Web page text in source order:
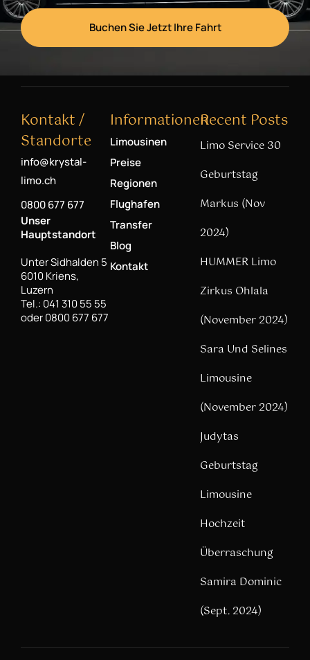
Buchen Sie Jetzt Ihre Fahrt
Kontakt /
Standorte
info@krystal-
limo.ch
0800 677 677
Unser
Hauptstandort
Unter Sidhalden 5
6010 Kriens,
Luzern
Tel.: 041 310 55 55
oder 0800 677 677
Informationen
Limousinen
Preise
Regionen
Flughafen
Transfer
Blog
Kontakt
Recent Posts
Limo Service 30
Geburtstag
Markus (Nov
2024)
HUMMER Limo
Zirkus Ohlala
(November 2024)
Sara Und Selines
Limousine
(November 2024)
Judytas
Geburtstag
Limousine
Hochzeit
Überraschung
Samira Dominic
(Sept. 2024)